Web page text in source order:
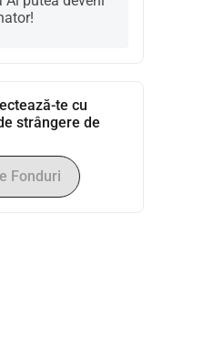
te cu
strângere de
Fonduri